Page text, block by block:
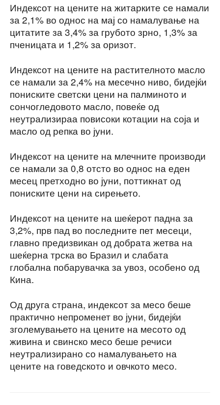
Индексот на цените на житарките се намали
за 2,1% во однос на мај со намалување на
цитатите за 3,4% за грубото зрно, 1,3% за
пченицата и 1,2% за оризот.
Индексот на цените на растителното масло
се намали за 2,4% на месечно ниво, бидејќи
пониските светски цени на палминото и
сончогледовото масло, повеќе од
неутрализираа повисоки котации на соја и
масло од репка во јуни.
Индексот на цените на млечните производи
се намали за 0,8 отсто во однос на еден
месец претходно во јуни, поттикнат од
пониските цени на сирењето.
Индексот на цените на шеќерот падна за
3,2%, прв пад во последните пет месеци,
главно предизвикан од добрата жетва на
шеќерна трска во Бразил и слабата
глобална побарувачка за увоз, особено од
Кина.
Од друга страна, индексот за месо беше
практично непроменет во јуни, бидејќи
зголемувањето на цените на месото од
живина и свинско месо беше речиси
неутрализирано со намалувањето на
цените на говедското и овчкото месо.